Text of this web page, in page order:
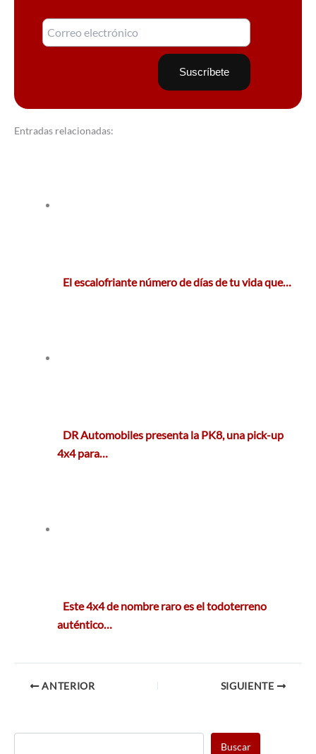
Entradas relacionadas:
El escalofriante número de días de tu vida que…
DR Automobiles presenta la PK8, una pick-up
4x4 para…
Este 4x4 de nombre raro es el todoterreno
auténtico…
ANTERIOR SIGUIENTE
Buscar